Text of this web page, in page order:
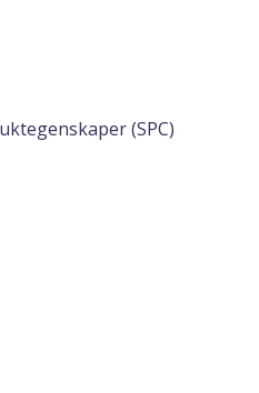
(SPC)